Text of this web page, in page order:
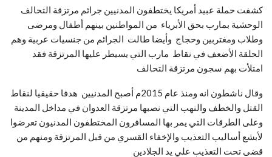
كشفت حملة عبيد أمريكا يختطفون المدنيين جرائم مرتزقة التحالف
الوحشية بمارب بحق الأبرياء من المواطنين بينهم أطفال ومرضى
وطلاب ومغتربين وحجاج وأيضا طالت الجرائم من جنسيات عربية وهم
الحلقة الأضعف في نقاط مارب التي يسيطر عليها المرتزقة فقد
امتلأت بهم سجون مرتزقة التحالف
وقال ناشطون انه ومنذ عام 2015م أصبح المدنيين هدفا حقيقيا لنقاط
القتل والخطف والنهب التي نصبها مرتزقة العدوان في مداخل المدينة
وعلى الطرقات التي يمر بها المسافرون المختطفون المدنيون تعرضوا
لأبشع أساليب التعذيب والإخفاء القسري من قبل المرتزقة ومنهم من
قضى تحت التعذيب علي يد الجلادين